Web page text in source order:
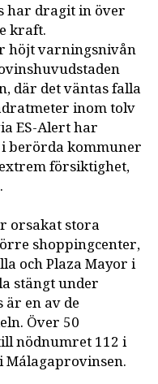
har dragit in över
kraft.
höjt varningsnivån
där det väntas falla
inom tolv
ES-Alert har
berörda kommuner
försiktighet,
.
orsakat stora
shoppingcenter,
och Plaza Mayor i
stängt under
är en av de
Över 50
nödnumret 112 i
Málagaprovinsen.